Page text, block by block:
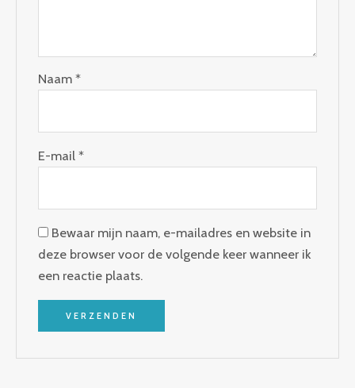
Naam*
E-mail*
Bewaar mijn naam, e-mailadres en website in
deze browser voor de volgende keer wanneer ik
een reactie plaats.